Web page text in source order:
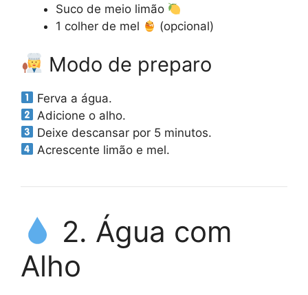
Suco de meio limão
1 colher de mel
(opcional)
Modo de preparo
Ferva a água.
Adicione o alho.
Deixe descansar por 5 minutos.
Acrescente limão e mel.
2. Água com
Alho